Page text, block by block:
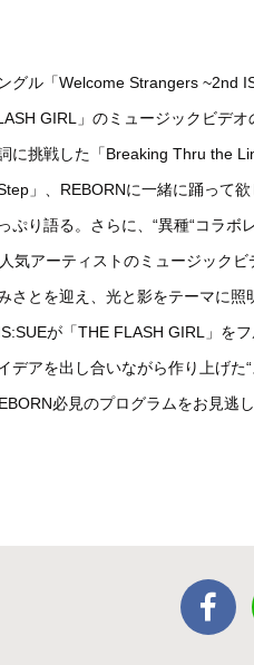
グル「Welcome Strangers ~2nd
GIRL」のミュージックビデ
に挑戦した「Breaking Thru the
」、REBORNに一緒に踊って
ぷり語る。さらに、“異種“コラボ
気アーティストのミュージック
さとを迎え、光と影をテーマに照
が「THE FLASH GIRL」を
デアを出し合いながら作り上げた
必見のプログラムをお見逃し